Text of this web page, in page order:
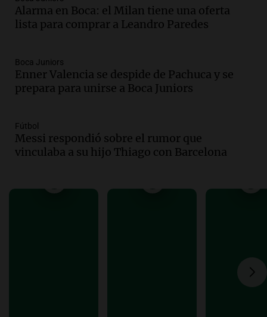
sobre la muerte del kitesurfista en
Santa Fe.
Audio.
José Roccuzzo, cortes de carne y
compras de Antonella: bromas en
Rosario.
Audio.José Roccuzzo, cortes de carne y
compras de Antonella: bromas en
Episodios
Alarma en Boca: el Milan tiene una oferta
lista para comprar a Leandro Paredes
Boca Juniors
Enner Valencia se despide de Pachuca y se
prepara para unirse a Boca Juniors
Fútbol
Messi respondió sobre el rumor que
vinculaba a su hijo Thiago con Barcelona